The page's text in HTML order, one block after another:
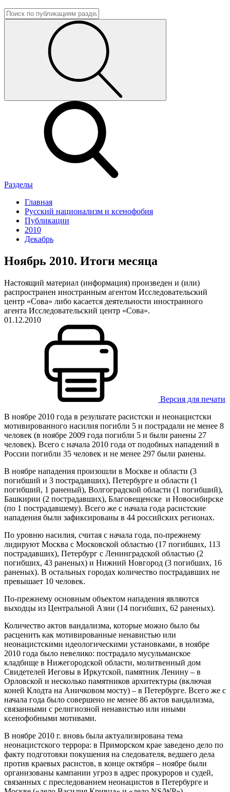
Разделы
Главная
Русский национализм и ксенофобия
Публикации
2010
Декабрь
Ноябрь 2010. Итоги месяца
Настоящий материал (информация) произведен и (или)
распространен иностранным агентом Исследовательский
центр «Сова» либо касается деятельности иностранного
агента Исследовательский центр «Сова».
01.12.2010
Версия для печати
В ноябре 2010 года в результате расистски и неонацистски
мотивированного насилия погибли 5 и пострадали не менее 8
человек (в ноябре 2009 года погибли 5 и были ранены 27
человек). Всего с начала 2010 года от подобных нападений в
России погибли 35 человек и не менее 297 были ранены.
В ноябре нападения произошли в Москве и области (3
погибший и 3 пострадавших), Петербурге и области (1
погибший, 1 раненый), Волгоградской области (1 погибший),
Башкирии (2 пострадавших), Благовещенске и Новосибирске
(по 1 пострадавшему). Всего же с начала года расистские
нападения были зафиксированы в 44 российских регионах.
По уровню насилия, считая с начала года, по-прежнему
лидируют Москва с Московской областью (17 погибших, 113
пострадавших), Петербург с Ленинградской областью (2
погибших, 43 раненых) и Нижний Новгород (3 погибших, 16
раненых). В остальных городах количество пострадавших не
превышает 10 человек.
По-прежнему основным объектом нападения являются
выходцы из Центральной Азии (14 погибших, 62 раненых).
Количество актов вандализма, которые можно было бы
расценить как мотивированные ненавистью или
неонацистскими идеологическими установками, в ноябре
2010 года было невелико: пострадало мусульманское
кладбище в Нижегородской области, молитвенный дом
Свидетелей Иеговы в Иркутской, памятник Ленину – в
Орловской и несколько памятников архитектуры (включая
коней Клодта на Аничковом мосту) – в Петербурге. Всего же с
начала года было совершено не менее 86 актов вандализма,
связанными с религиозной ненавистью или иными
ксенофобными мотивами.
В ноябре 2010 г. вновь была актуализирована тема
неонацистского террора: в Приморском крае заведено дело по
факту подготовки покушения на следователя, ведшего дела
против краевых расистов, в конце октября – ноябре были
организованы кампании угроз в адрес прокуроров и судей,
связанных с преследованием неонацистов в Петербурге и